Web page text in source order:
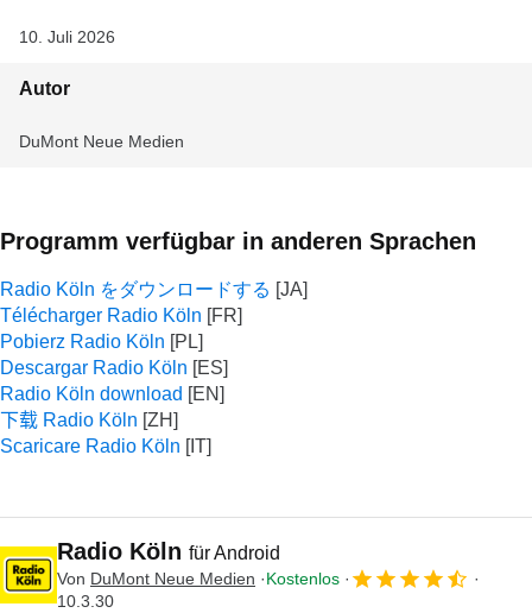
10. Juli 2026
Autor
DuMont Neue Medien
Programm verfügbar in anderen Sprachen
Radio Köln をダウンロードする
Télécharger Radio Köln
Pobierz Radio Köln
Descargar Radio Köln
Radio Köln download
下载 Radio Köln
Scaricare Radio Köln
Radio Köln für Android
Von DuMont Neue Medien
Kostenlos
10.3.30